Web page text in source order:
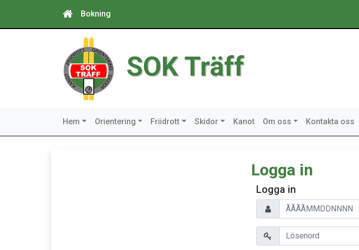
Bokning
SOK Träff
Hem Orientering Friidrott Skidor Kanot Om oss Kontakta oss
Logga in
Logga in
Personnummer
Lösenord